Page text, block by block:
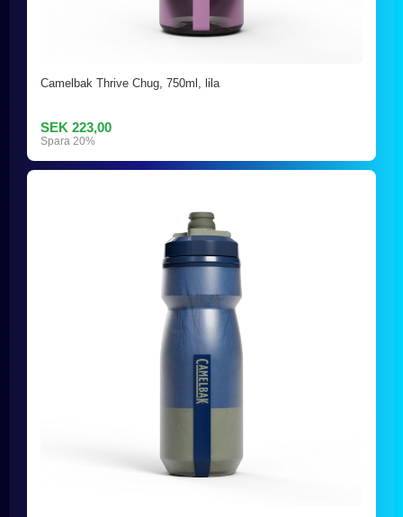
Camelbak Thrive Chug, 750ml, lila
SEK 223,00
Spara 20%